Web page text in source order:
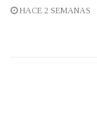
HACE 2 SEMANAS